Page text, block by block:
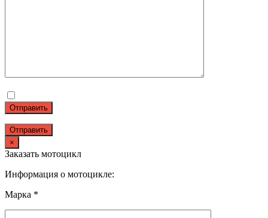
Отправить
×
Заказать мотоцикл
Информация о мотоцикле:
Марка *